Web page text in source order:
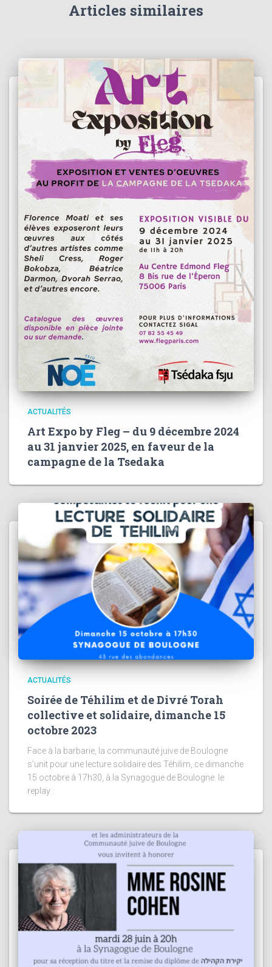
Articles similaires
ACTUALITÉS
Art Expo by Fleg – du 9 décembre 2024
au 31 janvier 2025, en faveur de la
campagne de la Tsedaka
ACTUALITÉS
Soirée de Téhilim et de Divré Torah
collective et solidaire, dimanche 15
octobre 2023
Face à la barbarie, la communauté juive de Boulogne
s’unit pour une lecture solidaire des Téhilim, ce dimanche
15 octobre à 17h30, à la Synagogue de Boulogne. le
replay :